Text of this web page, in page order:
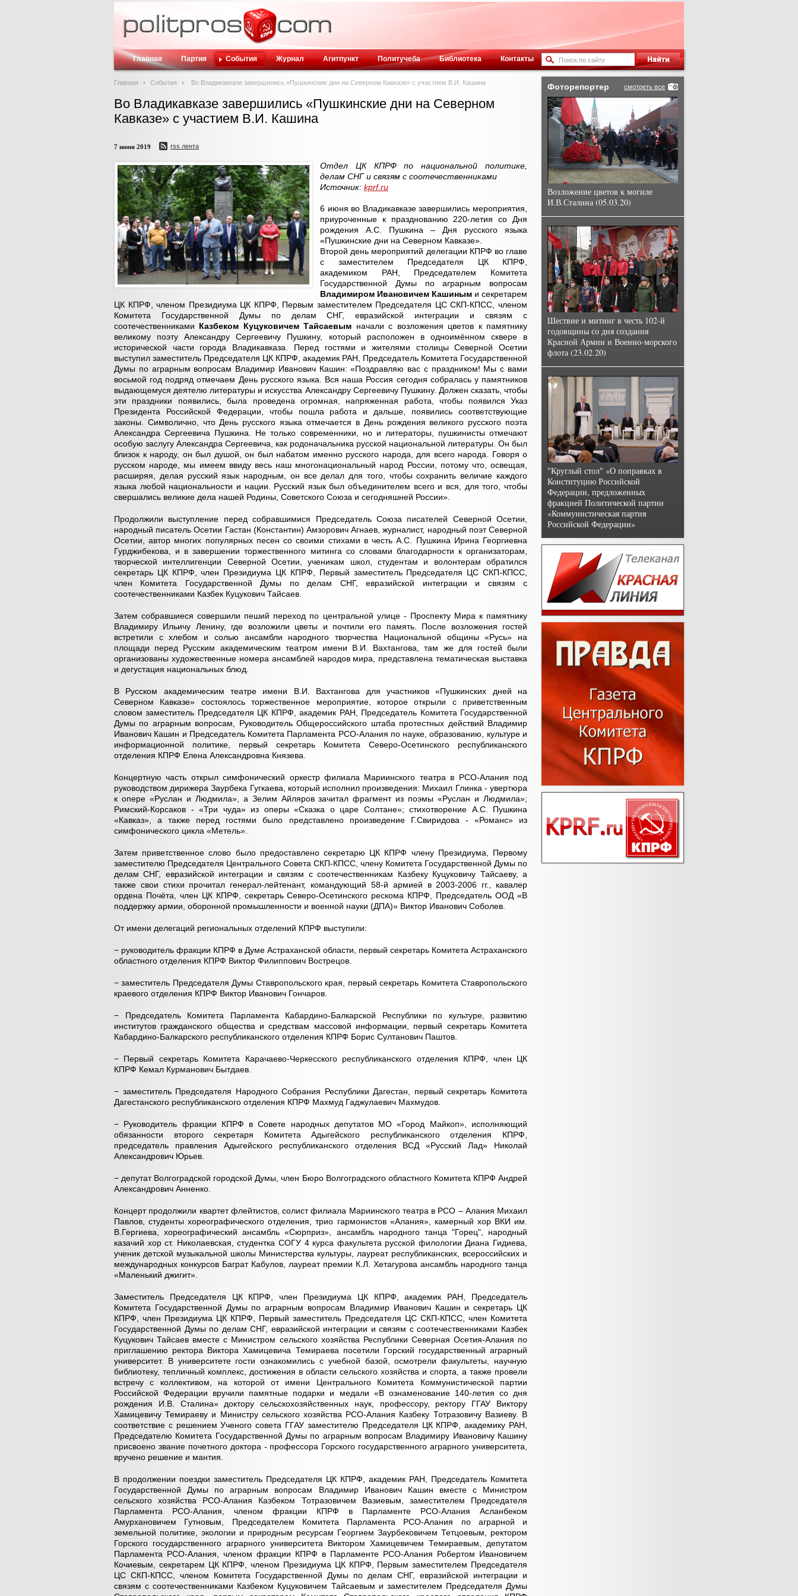
Главная Партия События Журнал Агитпункт Политучеба Библиотека Контакты
Главная События Во Владикавказе завершились «Пушкинские дни на Северном Кавказе» с участием В.И. Кашина
Во Владикавказе завершились «Пушкинские дни на Северном
Кавказе» с участием В.И. Кашина
7 июня 2019 rss лента
Отдел ЦК КПРФ по национальной политике,
делам СНГ и связям с соотечественниками
Источник: kprf.ru
6 июня во Владикавказе завершились мероприятия,
приуроченные к празднованию 220-летия со Дня
рождения А.С. Пушкина – Дня русского языка
«Пушкинские дни на Северном Кавказе».
Второй день мероприятий делегации КПРФ во главе
с заместителем Председателя ЦК КПРФ,
академиком РАН, Председателем Комитета
Государственной Думы по аграрным вопросам
Владимиром Ивановичем Кашиным и секретарем
ЦК КПРФ, членом Президиума ЦК КПРФ, Первым заместителем Председателя ЦС СКП-КПСС, членом
Комитета Государственной Думы по делам СНГ, евразийской интеграции и связям с
соотечественниками Казбеком Куцуковичем Тайсаевым начали с возложения цветов к памятнику
великому поэту Александру Сергеевичу Пушкину, который расположен в одноимённом сквере в
исторической части города Владикавказа. Перед гостями и жителями столицы Северной Осетии
выступил заместитель Председателя ЦК КПРФ, академик РАН, Председатель Комитета Государственной
Думы по аграрным вопросам Владимир Иванович Кашин: «Поздравляю вас с праздником! Мы с вами
восьмой год подряд отмечаем День русского языка. Вся наша Россия сегодня собралась у памятников
выдающемуся деятелю литературы и искусства Александру Сергеевичу Пушкину. Должен сказать, чтобы
эти праздники появились, была проведена огромная, напряженная работа, чтобы появился Указ
Президента Российской Федерации, чтобы пошла работа и дальше, появились соответствующие
законы. Символично, что День русского языка отмечается в День рождения великого русского поэта
Александра Сергеевича Пушкина. Не только современники, но и литераторы, пушкинисты отмечают
особую заслугу Александра Сергеевича, как родоначальника русской национальной литературы. Он был
близок к народу, он был душой, он был набатом именно русского народа, для всего народа. Говоря о
русском народе, мы имеем ввиду весь наш многонациональный народ России, потому что, освещая,
расширяя, делая русский язык народным, он все делал для того, чтобы сохранить величие каждого
языка любой национальности и нации. Русский язык был объединителем всего и вся, для того, чтобы
свершались великие дела нашей Родины, Советского Союза и сегодняшней России».
Продолжили выступление перед собравшимися Председатель Союза писателей Северной Осетии,
народный писатель Осетии Гастан (Константин) Амзорович Агнаев, журналист, народный поэт Северной
Осетии, автор многих популярных песен со своими стихами в честь А.С. Пушкина Ирина Георгиевна
Гурджибекова, и в завершении торжественного митинга со словами благодарности к организаторам,
творческой интеллигенции Северной Осетии, ученикам школ, студентам и волонтерам обратился
секретарь ЦК КПРФ, член Президиума ЦК КПРФ, Первый заместитель Председателя ЦС СКП-КПСС,
член Комитета Государственной Думы по делам СНГ, евразийской интеграции и связям с
соотечественниками Казбек Куцукович Тайсаев.
Затем собравшиеся совершили пеший переход по центральной улице - Проспекту Мира к памятнику
Владимиру Ильичу Ленину, где возложили цветы и почтили его память. После возложения гостей
встретили с хлебом и солью ансамбли народного творчества Национальной общины «Русь» на
площади перед Русским академическим театром имени В.И. Вахтангова, там же для гостей были
организованы художественные номера ансамблей народов мира, представлена тематическая выставка
и дегустация национальных блюд.
В Русском академическим театре имени В.И. Вахтангова для участников «Пушкинских дней на
Северном Кавказе» состоялось торжественное мероприятие, которое открыли с приветственным
словом заместитель Председателя ЦК КПРФ, академик РАН, Председатель Комитета Государственной
Думы по аграрным вопросам, Руководитель Общероссийского штаба протестных действий Владимир
Иванович Кашин и Председатель Комитета Парламента РСО-Алания по науке, образованию, культуре и
информационной политике, первый секретарь Комитета Северо-Осетинского республиканского
отделения КПРФ Елена Александровна Князева.
Концертную часть открыл симфонический оркестр филиала Мариинского театра в РСО-Алания под
руководством дирижера Заурбека Гугкаева, который исполнил произведения: Михаил Глинка - увертюра
к опере «Руслан и Людмила», а Зелим Айляров зачитал фрагмент из поэмы «Руслан и Людмила»;
Римский-Корсаков - «Три чуда» из оперы «Сказка о царе Солтане»; стихотворение А.С. Пушкина
«Кавказ», а также перед гостями было представлено произведение Г.Свиридова - «Романс» из
симфонического цикла «Метель».
Затем приветственное слово было предоставлено секретарю ЦК КПРФ члену Президиума, Первому
заместителю Председателя Центрального Совета СКП-КПСС, члену Комитета Государственной Думы по
делам СНГ, евразийской интеграции и связям с соотечественникам Казбеку Куцуковичу Тайсаеву, а
также свои стихи прочитал генерал-лейтенант, командующий 58-й армией в 2003-2006 гг., кавалер
ордена Почёта, член ЦК КПРФ, секретарь Северо-Осетинского рескома КПРФ, Председатель ООД «В
поддержку армии, оборонной промышленности и военной науки (ДПА)» Виктор Иванович Соболев.
От имени делегаций региональных отделений КПРФ выступили:
− руководитель фракции КПРФ в Думе Астраханской области, первый секретарь Комитета Астраханского
областного отделения КПРФ Виктор Филиппович Вострецов.
− заместитель Председателя Думы Ставропольского края, первый секретарь Комитета Ставропольского
краевого отделения КПРФ Виктор Иванович Гончаров.
− Председатель Комитета Парламента Кабардино-Балкарской Республики по культуре, развитию
институтов гражданского общества и средствам массовой информации, первый секретарь Комитета
Кабардино-Балкарского республиканского отделения КПРФ Борис Султанович Паштов.
− Первый секретарь Комитета Карачаево-Черкесского республиканского отделения КПРФ, член ЦК
КПРФ Кемал Курманович Бытдаев.
− заместитель Председателя Народного Собрания Республики Дагестан, первый секретарь Комитета
Дагестанского республиканского отделения КПРФ Махмуд Гаджулаевич Махмудов.
− Руководитель фракции КПРФ в Совете народных депутатов МО «Город Майкоп», исполняющий
обязанности второго секретаря Комитета Адыгейского республиканского отделения КПРФ,
председатель правления Адыгейского республиканского отделения ВСД «Русский Лад» Николай
Александрович Юрьев.
− депутат Волгоградской городской Думы, член Бюро Волгоградского областного Комитета КПРФ Андрей
Александрович Анненко.
Концерт продолжили квартет флейтистов, солист филиала Мариинского театра в РСО – Алания Михаил
Павлов, студенты хореографического отделения, трио гармонистов «Алания», камерный хор ВКИ им.
В.Гергиева, хореографический ансамбль «Сюрприз», ансамбль народного танца "Горец", народный
казачий хор ст. Николаевская, студентка СОГУ 4 курса факультета русской филологии Диана Гидиева,
ученик детской музыкальной школы Министерства культуры, лауреат республиканских, всероссийских и
международных конкурсов Баграт Кабулов, лауреат премии К.Л. Хетагурова ансамбль народного танца
«Маленький джигит».
Заместитель Председателя ЦК КПРФ, член Президиума ЦК КПРФ, академик РАН, Председатель
Комитета Государственной Думы по аграрным вопросам Владимир Иванович Кашин и секретарь ЦК
КПРФ, член Президиума ЦК КПРФ, Первый заместитель Председателя ЦС СКП-КПСС, член Комитета
Государственной Думы по делам СНГ, евразийской интеграции и связям с соотечественниками Казбек
Куцукович Тайсаев вместе с Министром сельского хозяйства Республики Северная Осетия-Алания по
приглашению ректора Виктора Хамицевича Темираева посетили Горский государственный аграрный
университет. В университете гости ознакомились с учебной базой, осмотрели факультеты, научную
библиотеку, тепличный комплекс, достижения в области сельского хозяйства и спорта, а также провели
встречу с коллективом, на которой от имени Центрального Комитета Коммунистической партии
Российской Федерации вручили памятные подарки и медали «В ознаменование 140-летия со дня
рождения И.В. Сталина» доктору сельскохозяйственных наук, профессору, ректору ГГАУ Виктору
Хамицевичу Темираеву и Министру сельского хозяйства РСО-Алания Казбеку Тотразовичу Вазиеву. В
соответствие с решением Ученого совета ГГАУ заместителю Председателя ЦК КПРФ, академику РАН,
Председателю Комитета Государственной Думы по аграрным вопросам Владимиру Ивановичу Кашину
присвоено звание почетного доктора - профессора Горского государственного аграрного университета,
вручено решение и мантия.
В продолжении поездки заместитель Председателя ЦК КПРФ, академик РАН, Председатель Комитета
Государственной Думы по аграрным вопросам Владимир Иванович Кашин вместе с Министром
сельского хозяйства РСО-Алания Казбеком Тотразовичем Вазиевым, заместителем Председателя
Парламента РСО-Алания, членом фракции КПРФ в Парламенте РСО-Алания Асланбеком
Амурхановичем Гутновым, Председателем Комитета Парламента РСО-Алания по аграрной и
земельной политике, экологии и природным ресурсам Георгием Заурбековичем Тетцоевым, ректором
Горского государственного аграрного университета Виктором Хамицевичем Темираевым, депутатом
Парламента РСО-Алания, членом фракции КПРФ в Парламенте РСО-Алания Робертом Ивановичем
Кочиевым, секретарем ЦК КПРФ, членом Президиума ЦК КПРФ, Первым заместителем Председателя
ЦС СКП-КПСС, членом Комитета Государственной Думы по делам СНГ, евразийской интеграции и
связям с соотечественниками Казбеком Куцуковичем Тайсаевым и заместителем Председателя Думы
смотреть все
Фоторепортер
Возложение цветов к могиле
И.В.Сталина (05.03.20)
Шествие и митинг в честь 102-й
годовщины со дня создания
Красной Армии и Военно-морского
флота (23.02.20)
"Круглый стол" «О поправках в
Конституцию Российской
Федерации, предложенных
фракцией Политической партии
«Коммунистическая партия
Российской Федерации»